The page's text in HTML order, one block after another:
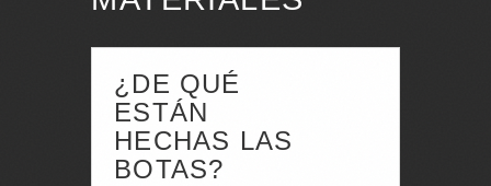
¿DE QUÉ
ESTÁN
HECHAS LAS
BOTAS?